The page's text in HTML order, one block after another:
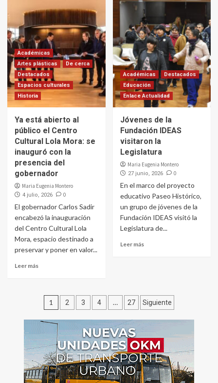
Académicas
Artes plásticas
De cerca
Destacados
Espacios culturales
Historia
Ya está abierto al
público el Centro
Cultural Lola Mora: se
inauguró con la
presencia del
gobernador
Maria Eugenia Montero
4 julio, 2026 0
El gobernador Carlos Sadir
encabezó la inauguración
del Centro Cultural Lola
Mora, espacio destinado a
preservar y poner en valor...
Leer más
Académicas
Destacados
Educación
Enlace Actualidad
Jóvenes de la
Fundación IDEAS
visitaron la
Legislatura
Maria Eugenia Montero
27 junio, 2026 0
En el marco del proyecto
educativo Paseo Histórico,
un grupo de jóvenes de la
Fundación IDEAS visitó la
Legislatura de...
Leer más
Paginación
de
entradas
1 2 3 4 … 27 Siguiente